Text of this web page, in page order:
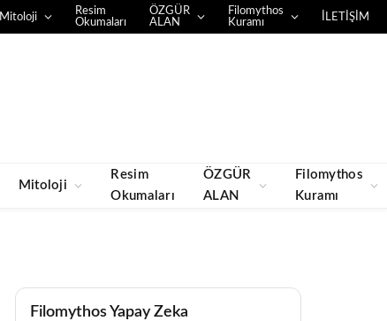
Mitoloji
Resim
Okumaları
ÖZGÜR
ALAN
Filomythos
Kuramı
İLETİŞİM
Mitoloji
Resim
Okumaları
ÖZGÜR
ALAN
Filomythos
Kuramı
Filomythos Yapay Zeka